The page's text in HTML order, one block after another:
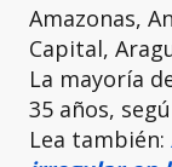
Amazonas,
Capital,
La mayoría
35 años,
Lea también: